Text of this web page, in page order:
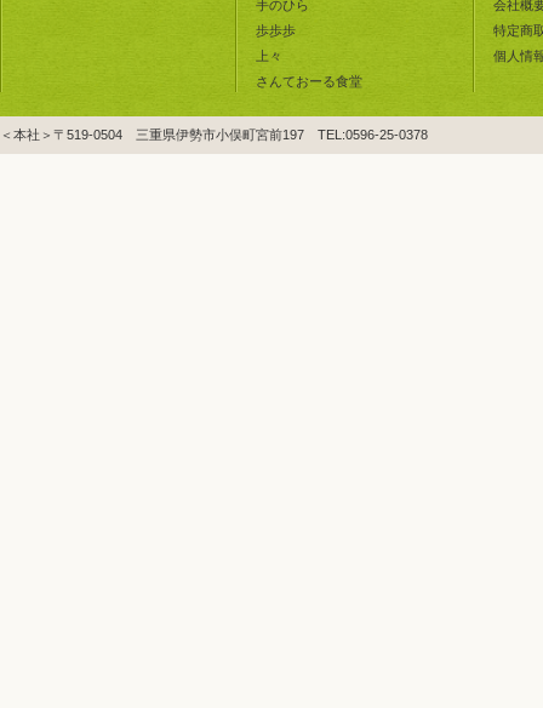
手のひら
歩歩歩
上々
さんておーる食堂
会社概
特定商
個人情
＜本社＞〒519-0504 三重県伊勢市小俣町宮前197 TEL:0596-25-0378